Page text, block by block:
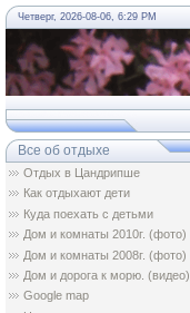
Четверг, 2026-08-06, 6:29 PM
Все об отдыхе
Отдых в Цандрипше
Как отдыхают дети
Куда поехать с детьми
Дом и комнаты 2010г. (фото)
Дом и комнаты 2008г. (фото)
Дом и дорога к морю. (видео)
Google map